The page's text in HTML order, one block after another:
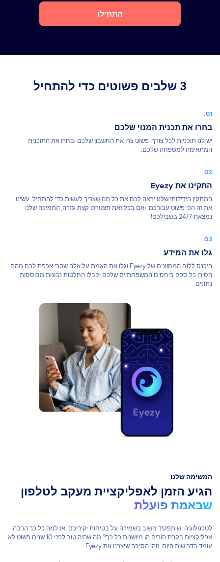
התחילו
3 שלבים פשוטים כדי להתחיל
בחרו את תכנית המנוי שלכם
יש לנו תוכניות לכל צורך. פשוט צרו את החשבון שלכם ובחרו את התוכנית
המתאימה למשפחה שלכם.
התקינו את Eyezy
המתקין הידידותי שלנו יראה לכם את כל מה שצריך לעשות כדי להתחיל. עשינו
את זה הכי פשוט עבורכם. ואם בכל זאת תצטרכו קצת עזרה, התמיכה שלנו
נמצאת 24/7 בשבילכם!
גלו את המידע
היכנס ללוח המחוונים של Eyezy וגלו את האמת על אלה שהכי אכפת לכם מהם.
הסירו כל ספק ביחסים המשפחתיים שלכם וקבלו החלטות נבונות מבוססות
נתונים.
המשימה שלנו
הגיע הזמן לאפליקציית מעקב לטלפון
שבאמת פועלת
לטכנולוגיה יש תפקיד חשוב בשמירה על בטיחות יקיריכם. אז למה כל כך הרבה
אפליקציות בקרת הורים הן מיושנות כל כך? מה שהיה טוב לפני 10 שנים פשוט לא
עומד בדרישות היום. זוהי הסיבה שיצרנו את Eyezy.